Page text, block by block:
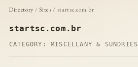
Directory /Sites / startsc.com.br
startsc.com.br
CATEGORY: MISCELLANY & SUNDRIES